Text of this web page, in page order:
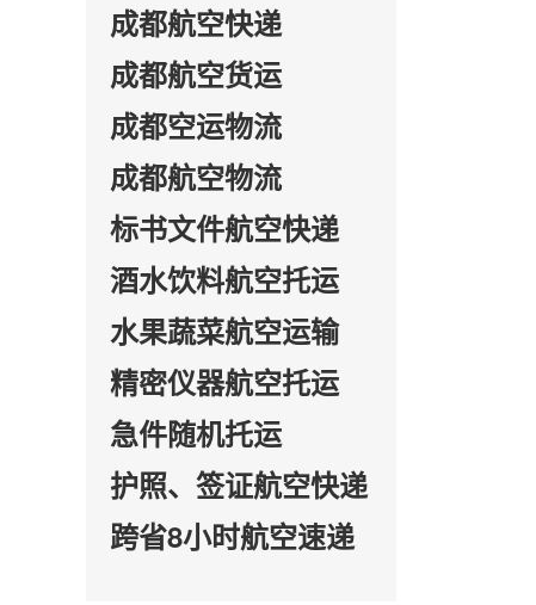
成都航空快递
成都航空货运
成都空运物流
成都航空物流
标书文件航空快递
酒水饮料航空托运
水果蔬菜航空运输
精密仪器航空托运
急件随机托运
护照、签证航空快递
跨省8小时航空速递